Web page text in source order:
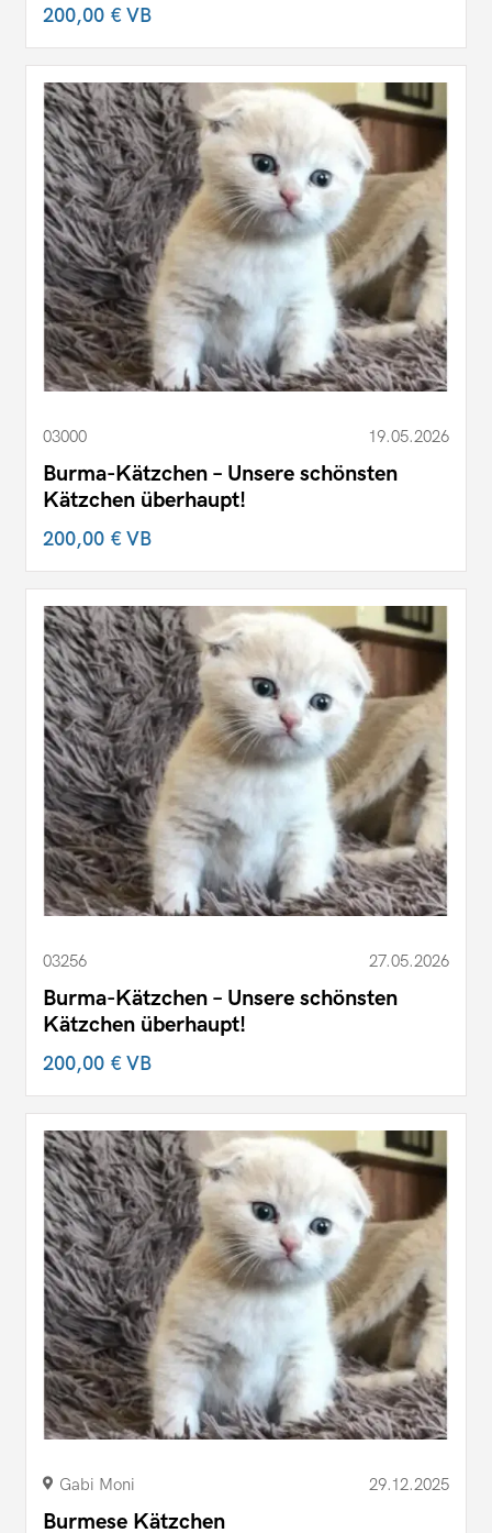
200,00 €VB
03000 19.05.2026
Burma-Kätzchen – Unsere schönsten
Kätzchen überhaupt!
200,00 €VB
03256 27.05.2026
Burma-Kätzchen – Unsere schönsten
Kätzchen überhaupt!
200,00 €VB
Gabi Moni 29.12.2025
Burmese Kätzchen